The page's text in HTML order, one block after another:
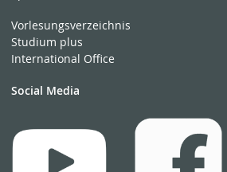
Vorlesungsverzeichnis
Studium plus
International Office
Social Media